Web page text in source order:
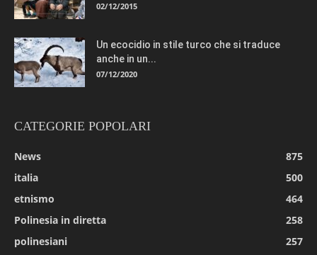
02/12/2015
Un ecocidio in stile turco che si traduce
anche in un...
07/12/2020
CATEGORIE POPOLARI
News
875
italia
500
etnismo
464
Polinesia in diretta
258
polinesiani
257